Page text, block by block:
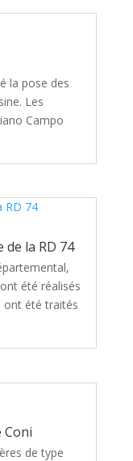
la pose des
Les
Campo
de la RD 74
été réalisés
ont été traités
Coni
de type